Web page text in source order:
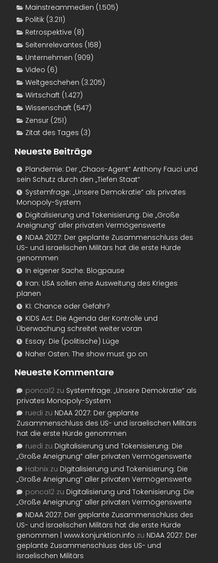
Mainstreammedien (1.505)
Politik (3.211)
Retrospektive (8)
Seitenrelevantes (168)
Unternehmen (909)
Video (6)
Weltgeschehen (3.205)
Wirtschaft (1.427)
Wissenschaft (547)
Zensur (251)
Zitat des Tages (3)
Neueste Beiträge
Plandemie: Der „Chaos-Agent“ Anthony Fauci und
sein Schutz durch den „Tiefen Staat“
Systemfrage: „Unsere Demokratie“ als privates
Monopoly-System
Digitalisierung und Tokenisierung: Die „Große
Aneignung“ aller privaten Vermögenswerte
NDAA 2027: Der geplante Zusammenschluss des
US- und israelischen Militärs hat die erste Hürde
genommen
In eigener Sache: Blogpause
Iran: USA sollen eine Ausweitung des Krieges
planen
KI: Chance oder Gefahr?
KIDS Act: Die Agenda der Kontrolle und
Überwachung schreitet weiter voran
Essay: Die (politische) Lüge
Naher Osten: The show must go on
Neueste Kommentare
ponca12 zu Systemfrage: „Unsere Demokratie“ als
privates Monopoly-System
ruedi zu NDAA 2027: Der geplante
Zusammenschluss des US- und israelischen Militärs
hat die erste Hürde genommen
ruedi zu Digitalisierung und Tokenisierung: Die
„Große Aneignung“ aller privaten Vermögenswerte
Habnix zu Digitalisierung und Tokenisierung: Die
„Große Aneignung“ aller privaten Vermögenswerte
ponca12 zu Digitalisierung und Tokenisierung: Die
„Große Aneignung“ aller privaten Vermögenswerte
NDAA 2027: Der geplante Zusammenschluss des
US- und israelischen Militärs hat die erste Hürde
genommen | www.konjunktion.info zu NDAA 2027: Der
geplante Zusammenschluss des US- und
israelischen Militärs